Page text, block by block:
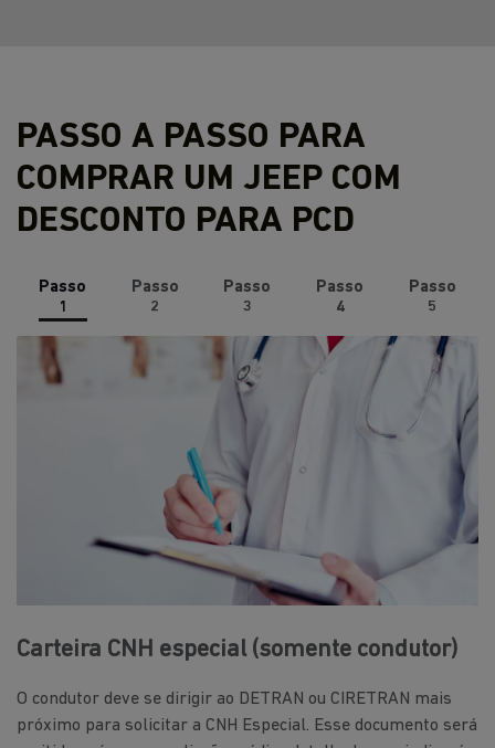
PASSO A PASSO PARA
COMPRAR UM JEEP COM
DESCONTO PARA PCD
Passo
1
Passo
2
Passo
3
Passo
4
Passo
5
Carteira CNH especial (somente condutor)
O condutor deve se dirigir ao DETRAN ou CIRETRAN mais
próximo para solicitar a CNH Especial. Esse documento será